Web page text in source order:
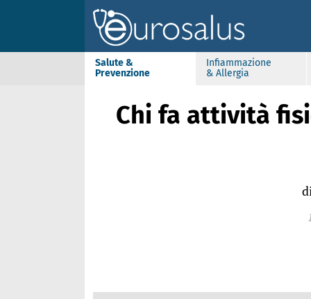
Salute &
Prevenzione
Infiammazione
& Allergia
Chi fa attività